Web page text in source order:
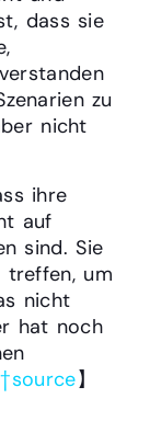
dass sie
zu
nicht
ihre
auf
sind. Sie
treffen, um
nicht
hat noch
】